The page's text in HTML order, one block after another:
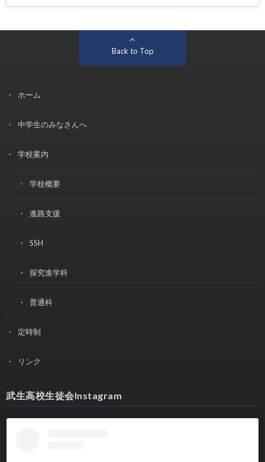
Back to Top
ホーム
中学生のみなさんへ
学校案内
学校概要
進路支援
SSH
探究進学科
普通科
定時制
リンク
武生高校生徒会Instagram